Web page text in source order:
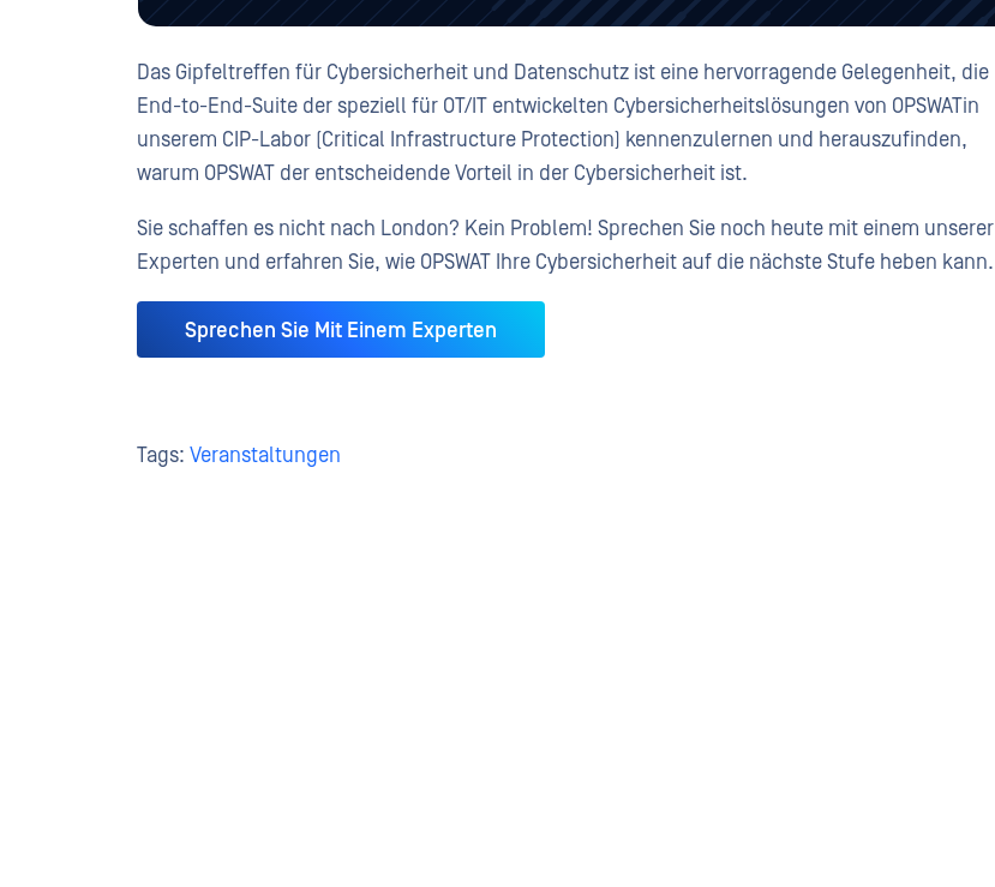
Das Gipfeltreffen für Cybersicherheit und Datenschutz ist eine hervorragende Gelegenheit, die
End-to-End-Suite der speziell für OT/IT entwickelten Cybersicherheitslösungen von OPSWATin
unserem CIP-Labor (Critical Infrastructure Protection) kennenzulernen und herauszufinden,
warum OPSWAT der entscheidende Vorteil in der Cybersicherheit ist.
Sie schaffen es nicht nach London? Kein Problem! Sprechen Sie noch heute mit einem unserer
Experten und erfahren Sie, wie OPSWAT Ihre Cybersicherheit auf die nächste Stufe heben kann.
Sprechen Sie Mit Einem Experten
Tags: Veranstaltungen